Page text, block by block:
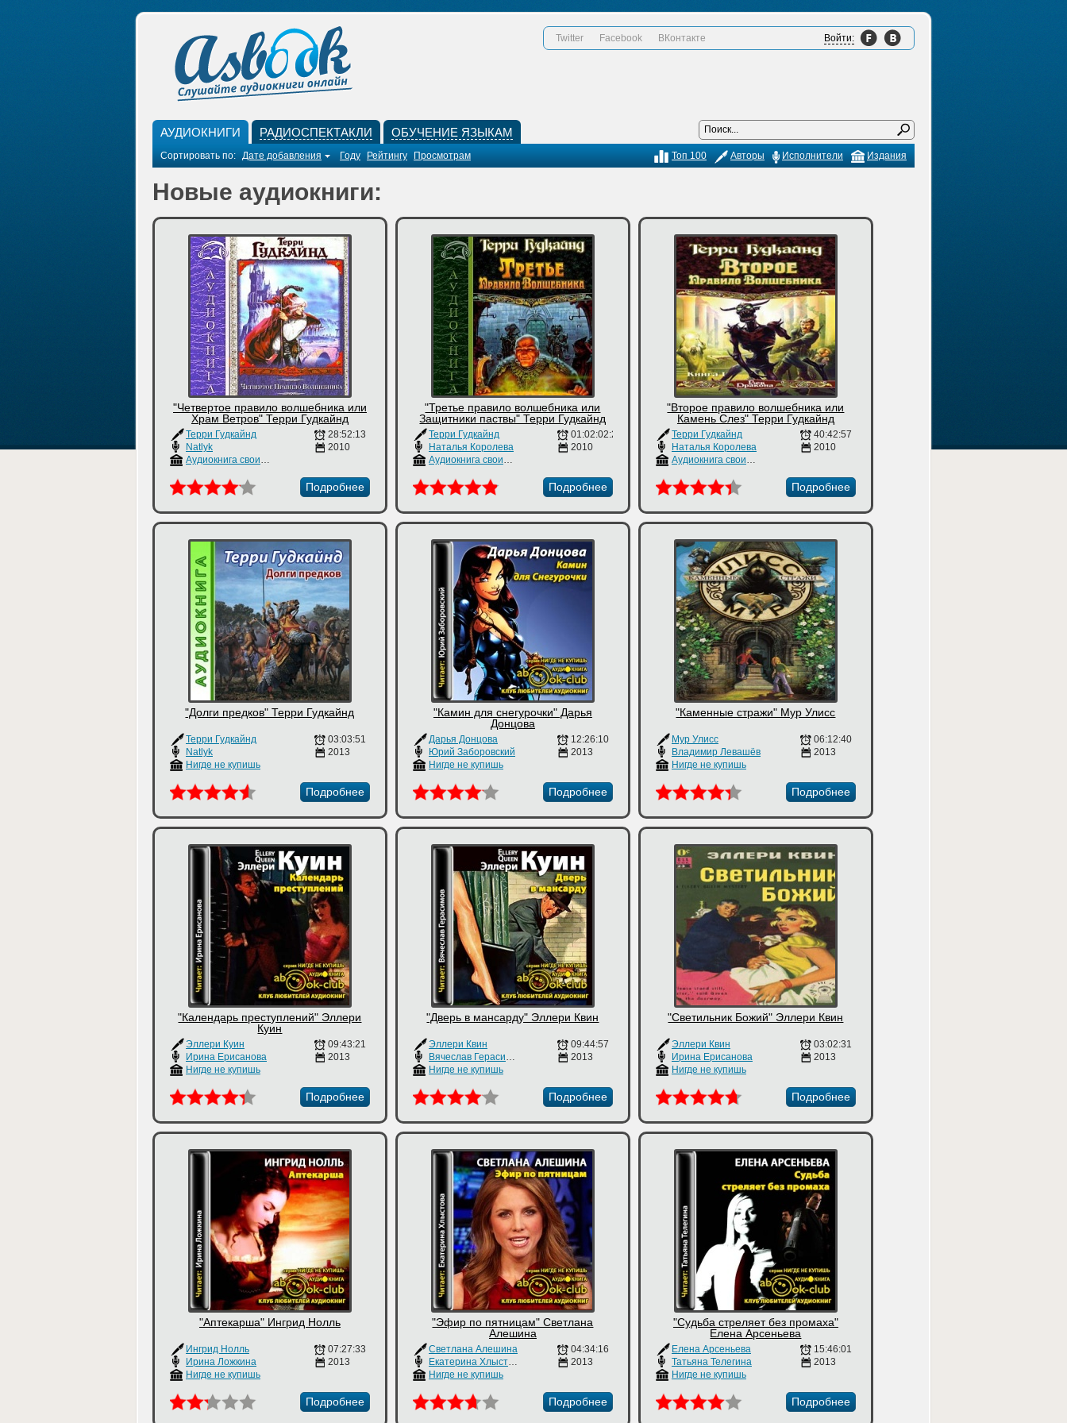
Twitter Facebook ВКонтакте Войти:
АУДИОКНИГИ РАДИОСПЕКТАКЛИ ОБУЧЕНИЕ ЯЗЫКАМ
Сортировать по: Дате добавления Году Рейтингу Просмотрам Издания
Исполнители
Авторы
Топ 100
Новые аудиокниги:
"Четвертое правило волшебника или
Храм Ветров" Терри Гудкайнд
Терри Гудкайнд
Natlyk
Аудиокнига своими руками
28:52:13
2010
Подробнее
"Третье правило волшебника или
Защитники паствы" Терри Гудкайнд
Терри Гудкайнд
Наталья Королева
Аудиокнига своими руками
01:02:02:27
2010
Подробнее
"Второе правило волшебника или
Камень Слез" Терри Гудкайнд
Терри Гудкайнд
Наталья Королева
Аудиокнига своими руками
40:42:57
2010
Подробнее
"Долги предков" Терри Гудкайнд
Терри Гудкайнд
Natlyk
Нигде не купишь
03:03:51
2013
Подробнее
"Камин для снегурочки" Дарья
Донцова
Дарья Донцова
Юрий Заборовский
Нигде не купишь
12:26:10
2013
Подробнее
"Каменные стражи" Мур Улисс
Мур Улисс
Владимир Левашёв
Нигде не купишь
06:12:40
2013
Подробнее
"Календарь преступлений" Эллери
Куин
Эллери Куин
Ирина Ерисанова
Нигде не купишь
09:43:21
2013
Подробнее
"Дверь в мансарду" Эллери Квин
Эллери Квин
Вячеслав Герасимов
Нигде не купишь
09:44:57
2013
Подробнее
"Светильник Божий" Эллери Квин
Эллери Квин
Ирина Ерисанова
Нигде не купишь
03:02:31
2013
Подробнее
"Аптекарша" Ингрид Нолль
Ингрид Нолль
Ирина Ложкина
Нигде не купишь
07:27:33
2013
Подробнее
"Эфир по пятницам" Светлана
Алешина
Светлана Алешина
Екатерина Хлыстова
Нигде не купишь
04:34:16
2013
Подробнее
"Судьба стреляет без промаха"
Елена Арсеньева
Елена Арсеньева
Татьяна Телегина
Нигде не купишь
15:46:01
2013
Подробнее